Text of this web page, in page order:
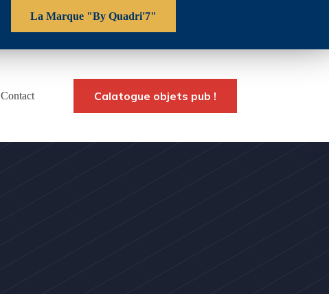
La Marque "By Quadri'7"
Contact Calatogue objets pub !